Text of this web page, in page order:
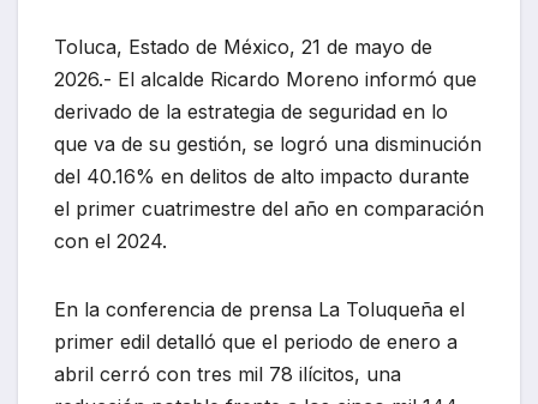
Toluca, Estado de México, 21 de mayo de
2026.- El alcalde Ricardo Moreno informó que
derivado de la estrategia de seguridad en lo
que va de su gestión, se logró una disminución
del 40.16% en delitos de alto impacto durante
el primer cuatrimestre del año en comparación
con el 2024.
En la conferencia de prensa La Toluqueña el
primer edil detalló que el periodo de enero a
abril cerró con tres mil 78 ilícitos, una